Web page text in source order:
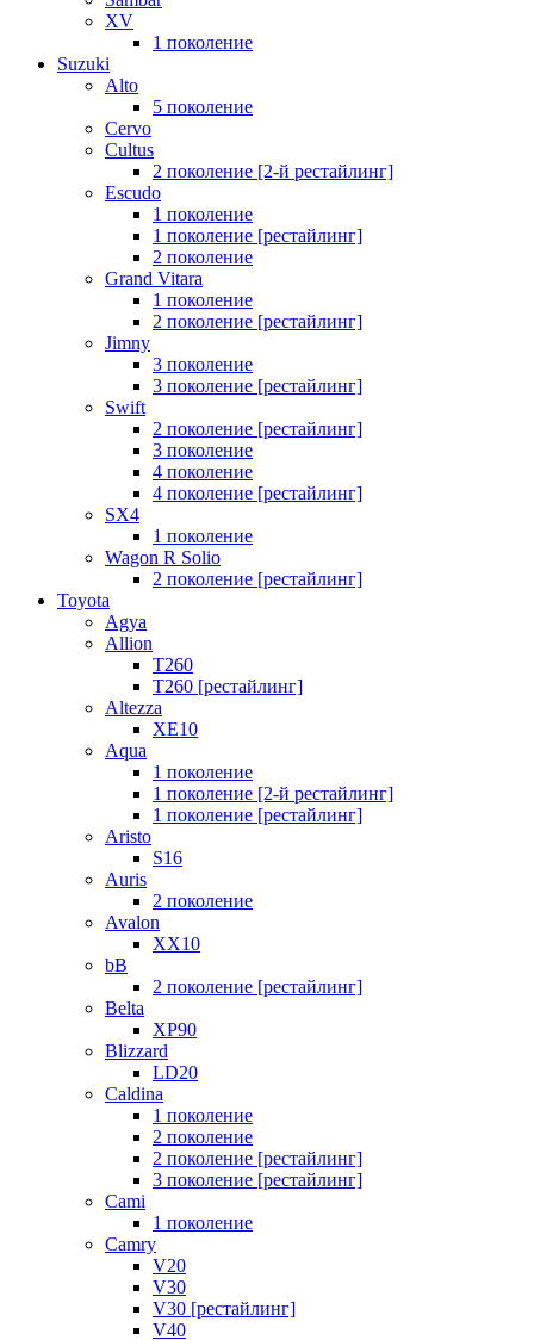
XV
1 поколение
Suzuki
Alto
5 поколение
Cervo
Cultus
2 поколение [2-й рестайлинг]
Escudo
1 поколение
1 поколение [рестайлинг]
2 поколение
Grand Vitara
1 поколение
2 поколение [рестайлинг]
Jimny
3 поколение
3 поколение [рестайлинг]
Swift
2 поколение [рестайлинг]
3 поколение
4 поколение
4 поколение [рестайлинг]
SX4
1 поколение
Wagon R Solio
2 поколение [рестайлинг]
Toyota
Agya
Allion
T260
T260 [рестайлинг]
Altezza
XE10
Aqua
1 поколение
1 поколение [2-й рестайлинг]
1 поколение [рестайлинг]
Aristo
S16
Auris
2 поколение
Avalon
XX10
bB
2 поколение [рестайлинг]
Belta
XP90
Blizzard
LD20
Caldina
1 поколение
2 поколение
2 поколение [рестайлинг]
3 поколение [рестайлинг]
Cami
1 поколение
Camry
V20
V30
V30 [рестайлинг]
V40